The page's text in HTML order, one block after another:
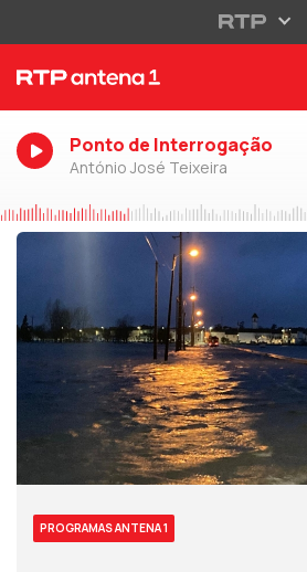
Ponto de Interrogação
António José Teixeira
PROGRAMAS ANTENA 1